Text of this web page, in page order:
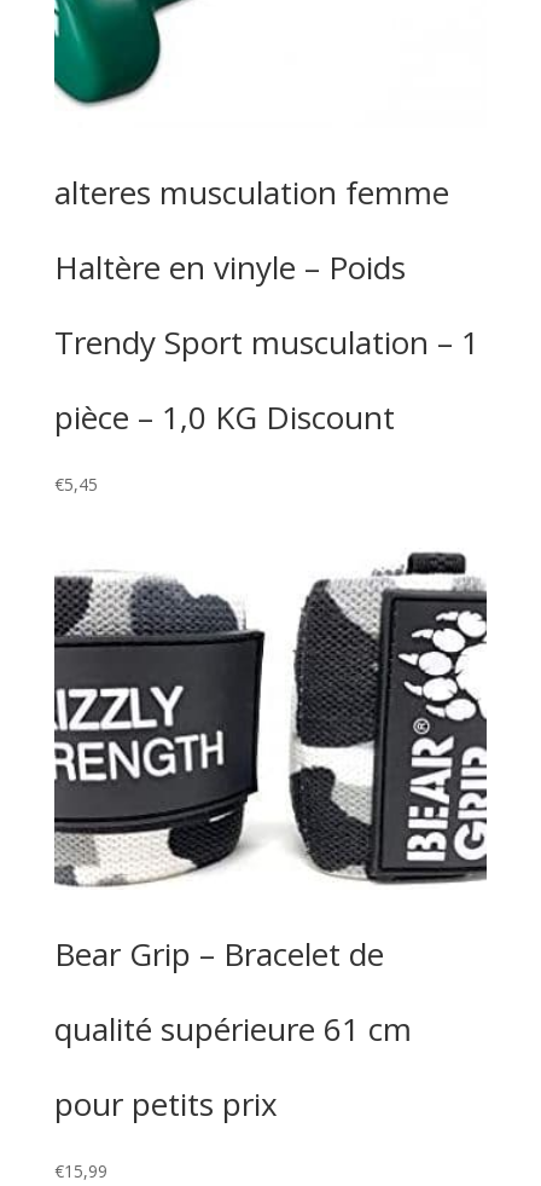
alteres musculation femme
Haltère en vinyle – Poids
Trendy Sport musculation – 1
pièce – 1,0 KG Discount
€5,45
Bear Grip – Bracelet de
qualité supérieure 61 cm
pour petits prix
€15,99